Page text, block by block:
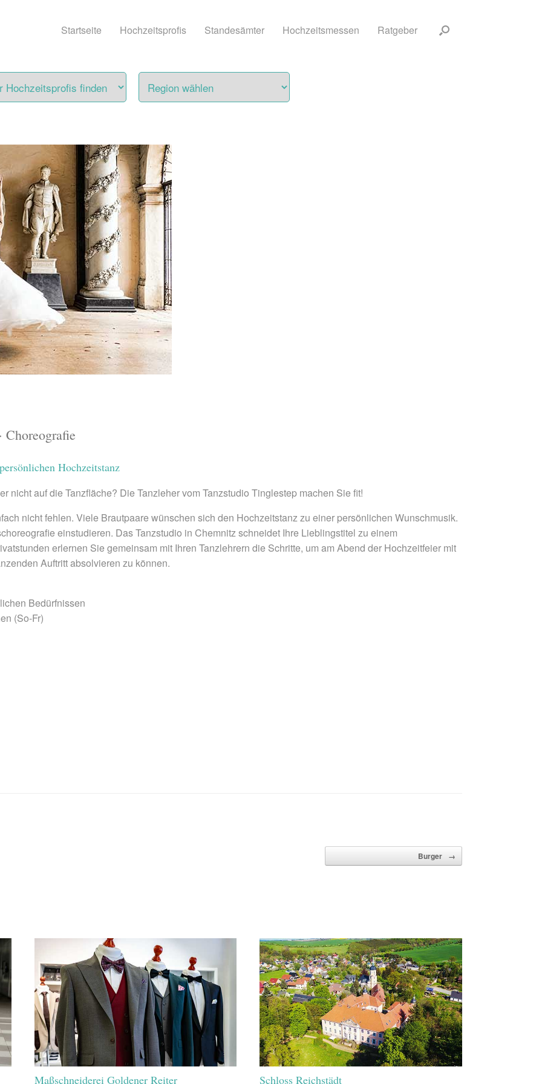
Startseite Hochzeitsprofis Standesämter Hochzeitsmessen Ratgeber
Choreografie
Hochzeitstanz
nicht auf die Tanzfläche? Die Tanzleher vom Tanzstudio Tinglestep machen Sie fit!
nicht fehlen. Viele Brautpaare wünschen sich den Hochzeitstanz zu einer persönlichen Wunschmusik.
einstudieren. Das Tanzstudio in Chemnitz schneidet Ihre Lieblingstitel zu einem
erlernen Sie gemeinsam mit Ihren Tanzlehrern die Schritte, um am Abend der Hochzeitfeier mit
Auftritt absolvieren zu können.
Bedürfnissen
(So-Fr)
Burger →
Maßschneiderei Goldener Reiter Schloss Reichstädt